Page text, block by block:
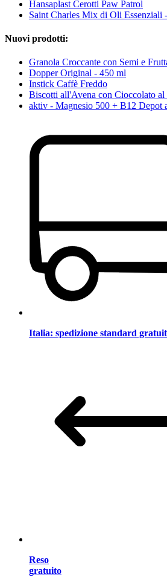
Hansaplast Cerotti Paw Patrol
Saint Charles Mix di Oli Essenziali
Nuovi prodotti:
Granola Croccante con Semi e
Dopper Original - 450 ml
Instick Caffè Freddo
Biscotti all'Avena con Cioccolato
aktiv - Magnesio 500 + B12 Depot
Italia: spedizione standard
Reso
gratuito